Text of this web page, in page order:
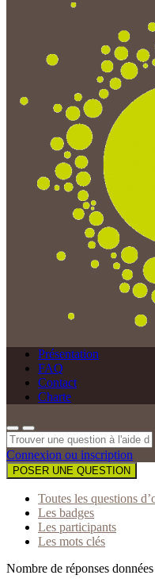
Présentation
FAQ
Contact
Charte
Connexion ou inscription
POSER UNE QUESTION
Toutes les questions
Les badges
Les participants
Les mots clés
Nombre de réponses données